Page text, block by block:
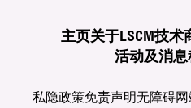
主页关于LSCM技术
活动及消息
私隐政策免责声明无障碍网